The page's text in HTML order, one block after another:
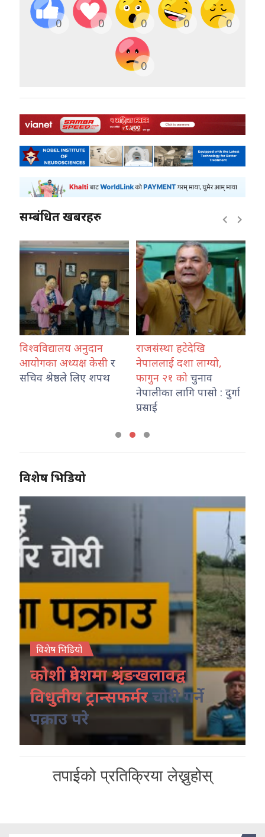
0 0 0 0 0
0
सम्बंधित खबरहरु
विश्वविद्यालय अनुदान
आयोगका अध्यक्ष केसी र
सचिव श्रेष्ठले लिए शपथ
राजसंस्था हटेदेखि
नेपाललाई दशा लाग्यो,
फागुन २१ को चुनाव
नेपालीका लागि पासो : दुर्गा
प्रसाई
विशेष भिडियो
विशेष भिडियो
कोशी प्रदेशमा श्रृंङखलावद्व
विधुतीय ट्रान्सफर्मरचोरी गर्ने
पक्राउ परे
तपाईको प्रतिक्रिया लेख्नुहोस्